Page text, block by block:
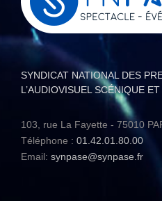
SYNDICAT NATIONAL DES
L’AUDIOVISUEL SCÉNIQUE
103, rue La Fayette - 75010
Téléphone : 01.42.01.80.00
Email: synpase@synpase.fr